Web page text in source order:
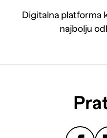
Digitalna platforma
najbolju